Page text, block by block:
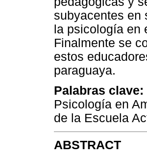
subyacentes en
la psicología en
Finalmente se
estos
paraguaya.
Palabras clave:
Psicología en
de la Escuela
ABSTRACT